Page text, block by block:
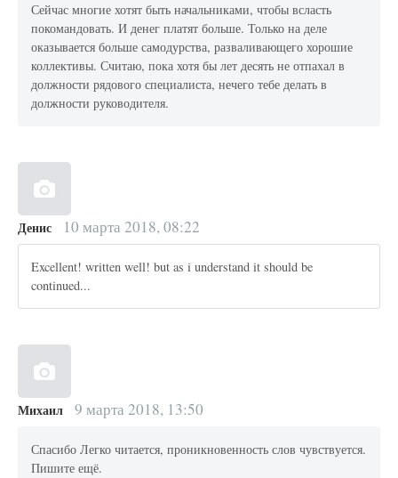
Сейчас многие хотят быть начальниками, чтобы всласть
покомандовать. И денег платят больше. Только на деле
оказывается больше самодурства, разваливающего хорошие
коллективы. Считаю, пока хотя бы лет десять не отпахал в
должности рядового специалиста, нечего тебе делать в
должности руководителя.
Денис 10 марта 2018, 08:22
Excellent! written well! but as i understand it should be
continued...
Михаил 9 марта 2018, 13:50
Спасибо Легко читается, проникновенность слов чувствуется.
Пишите ещё.